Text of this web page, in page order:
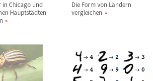
in Chicago und
Hauptstädten
Die Form von Ländern
vergleichen